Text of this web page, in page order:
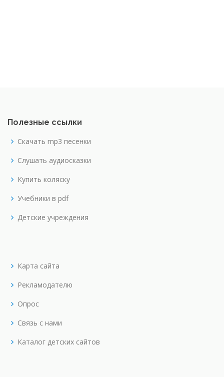
Полезные ссылки
Скачать mp3 песенки
Слушать аудиосказки
Купить коляску
Учебники в pdf
Детские учреждения
Карта сайта
Рекламодателю
Опрос
Связь с нами
Каталог детских сайтов